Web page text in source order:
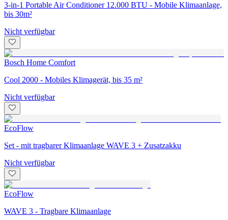
3-in-1 Portable Air Conditioner 12.000 BTU - Mobile Klimaanlage,
bis 30m²
Nicht verfügbar
Bosch Home Comfort
Cool 2000 - Mobiles Klimagerät, bis 35 m²
Nicht verfügbar
EcoFlow
Set - mit tragbarer Klimaanlage WAVE 3 + Zusatzakku
Nicht verfügbar
EcoFlow
WAVE 3 - Tragbare Klimaanlage